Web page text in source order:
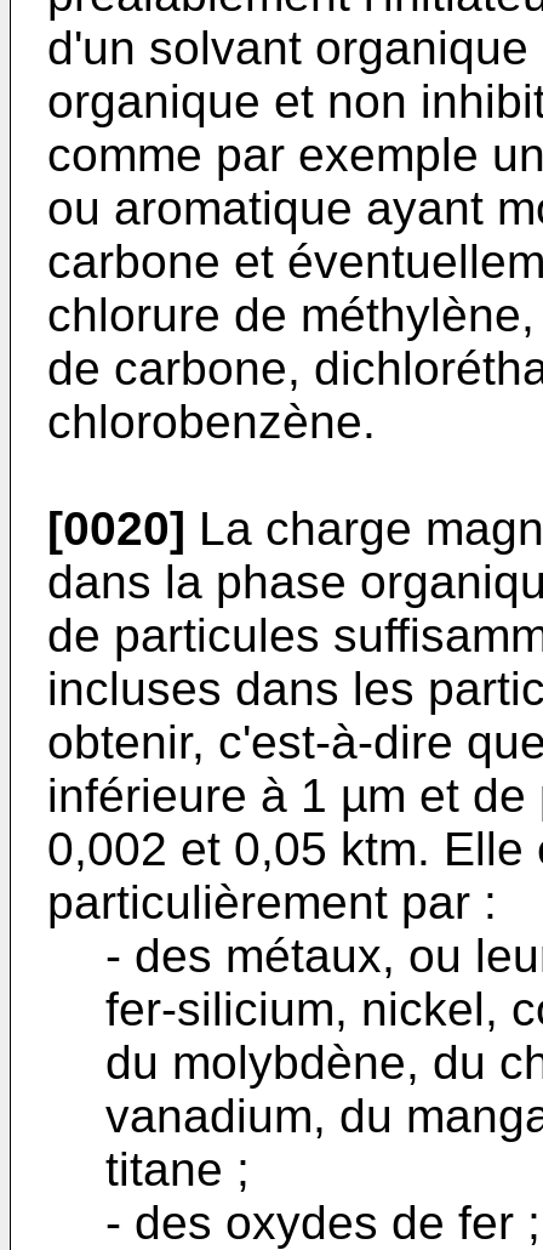
d'un solvant
organique et non
comme par exemple
ou aromatique ayant
carbone et
chlorure de
de carbone,
chlorobenzène.
[0020] La charge
dans la phase
de particules
incluses dans les
obtenir, c'est-à-dire
inférieure à 1 µm et
0,002 et 0,05 ktm.
particulièrement par :
- des métaux, ou
fer-silicium, nickel,
du molybdène, du
vanadium, du
titane ;
- des oxydes de fer